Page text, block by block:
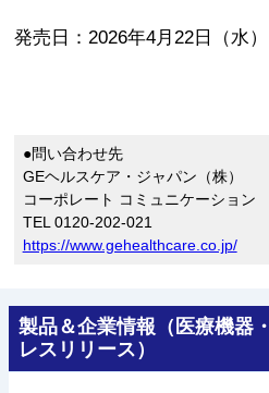
発売日：2026年4月22日（水）
●問い合わせ先
GEヘルスケア・ジャパン（株）
コーポレート コミュニケーション
TEL 0120-202-021
https://www.gehealthcare.co.jp/
製品＆企業情報（医療機器
レスリリース）